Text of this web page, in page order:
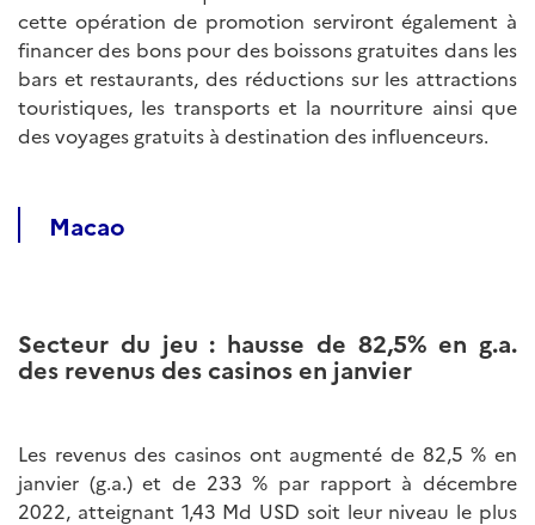
cette opération de promotion serviront également à
financer des bons pour des boissons gratuites dans les
bars et restaurants, des réductions sur les attractions
touristiques, les transports et la nourriture ainsi que
des voyages gratuits à destination des influenceurs.
Macao
Secteur du jeu : hausse de 82,5% en g.a.
des revenus des casinos en janvier
Les revenus des casinos ont augmenté de 82,5 % en
janvier (g.a.) et de 233 % par rapport à décembre
2022, atteignant 1,43 Md USD soit leur niveau le plus